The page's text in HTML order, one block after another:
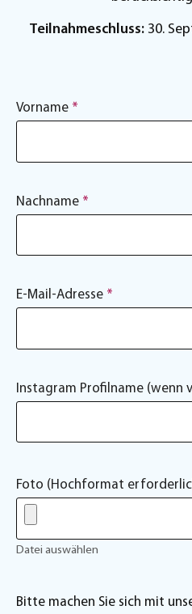
Teilnahmeschluss: 30.
Vorname *
Nachname *
E-Mail-Adresse *
Instagram Profilname (wenn
Foto (Hochformat
Datei auswählen
Bitte machen Sie sich mit